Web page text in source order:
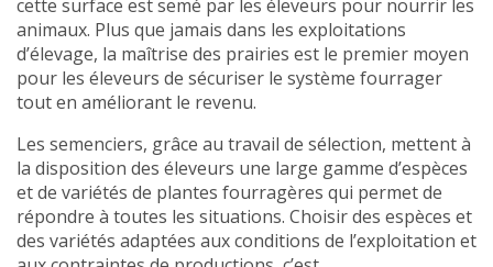
cette surface est semé par les éleveurs pour nourrir les
animaux. Plus que jamais dans les exploitations
d’élevage, la maîtrise des prairies est le premier moyen
pour les éleveurs de sécuriser le système fourrager
tout en améliorant le revenu.
Les semenciers, grâce au travail de sélection, mettent à
la disposition des éleveurs une large gamme d’espèces
et de variétés de plantes fourragères qui permet de
répondre à toutes les situations. Choisir des espèces et
des variétés adaptées aux conditions de l’exploitation et